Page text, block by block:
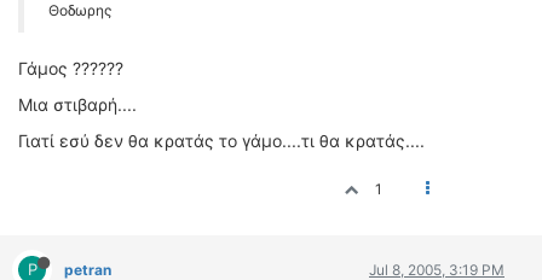
Θοδωρης
Γάμος ??????
Μια στιβαρή....
Γιατί εσύ δεν θα κρατάς το γάμο....τι θα κρατάς....
1
P petran Jul 8, 2005, 3:19 PM